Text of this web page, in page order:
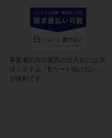
事業者の方の家具の仕入れには決
済システム「Bカート掛け払い」
が便利です。